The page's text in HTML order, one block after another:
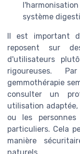
système
Il est important
reposent sur
d'utilisateurs
rigoureuses.
gemmothérapie
consulter un
utilisation
ou les
particuliers. Cela
manière